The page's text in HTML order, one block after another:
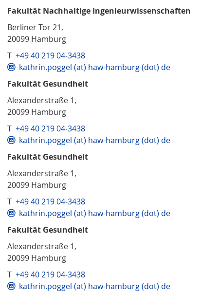
Fakultät Nachhaltige Ingenieurwissenschaften
Berliner Tor 21,
20099 Hamburg
T +49 40 219 04-3438
kathrin.poggel (at) haw-hamburg (dot) de
Fakultät Gesundheit
Alexanderstraße 1,
20099 Hamburg
T +49 40 219 04-3438
kathrin.poggel (at) haw-hamburg (dot) de
Fakultät Gesundheit
Alexanderstraße 1,
20099 Hamburg
T +49 40 219 04-3438
kathrin.poggel (at) haw-hamburg (dot) de
Fakultät Gesundheit
Alexanderstraße 1,
20099 Hamburg
T +49 40 219 04-3438
kathrin.poggel (at) haw-hamburg (dot) de